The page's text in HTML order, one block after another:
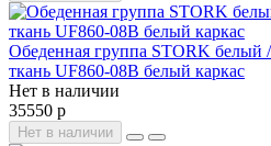
Обеденная группа STORK
ткань UF860-08B белый каркас
Нет в наличии
35550 р
Нет в наличии